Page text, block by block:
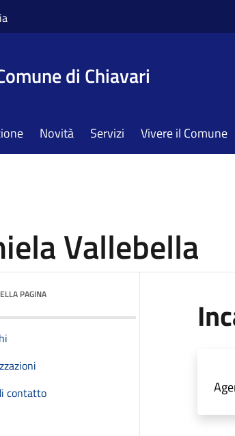
di Chiavari
Novità Servizi Vivere il Comune
Vallebella
PAGINA
contatto